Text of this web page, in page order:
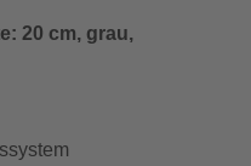
20 cm, grau,